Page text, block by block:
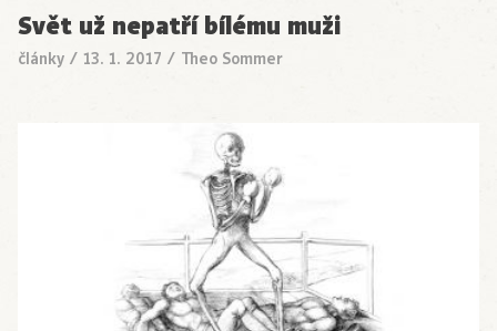
Svět už nepatří bílému muži
články / 13. 1. 2017 / Theo Sommer